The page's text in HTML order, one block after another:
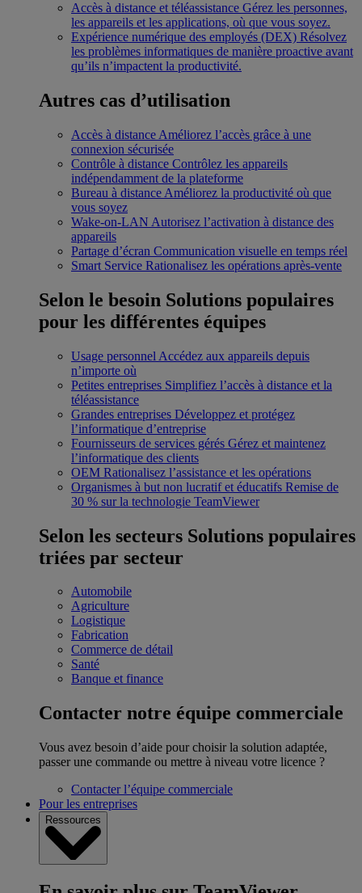
Accès à distance et téléassistance Gérez les personnes,
les appareils et les applications, où que vous soyez.
Expérience numérique des employés (DEX) Résolvez
les problèmes informatiques de manière proactive avant
qu’ils n’impactent la productivité.
Autres cas d’utilisation
Accès à distance Améliorez l’accès grâce à une
connexion sécurisée
Contrôle à distance Contrôlez les appareils
indépendamment de la plateforme
Bureau à distance Améliorez la productivité où que
vous soyez
Wake-on-LAN Autorisez l’activation à distance des
appareils
Partage d’écran Communication visuelle en temps réel
Smart Service Rationalisez les opérations après-vente
Selon le besoin Solutions populaires
pour les différentes équipes
Usage personnel Accédez aux appareils depuis
n’importe où
Petites entreprises Simplifiez l’accès à distance et la
téléassistance
Grandes entreprises Développez et protégez
l’informatique d’entreprise
Fournisseurs de services gérés Gérez et maintenez
l’informatique des clients
OEM Rationalisez l’assistance et les opérations
Organismes à but non lucratif et éducatifs Remise de
30 % sur la technologie TeamViewer
Selon les secteurs Solutions populaires
triées par secteur
Automobile
Agriculture
Logistique
Fabrication
Commerce de détail
Santé
Banque et finance
Contacter notre équipe commerciale
Vous avez besoin d’aide pour choisir la solution adaptée,
passer une commande ou mettre à niveau votre licence ?
Contacter l’équipe commerciale
Pour les entreprises
Ressources